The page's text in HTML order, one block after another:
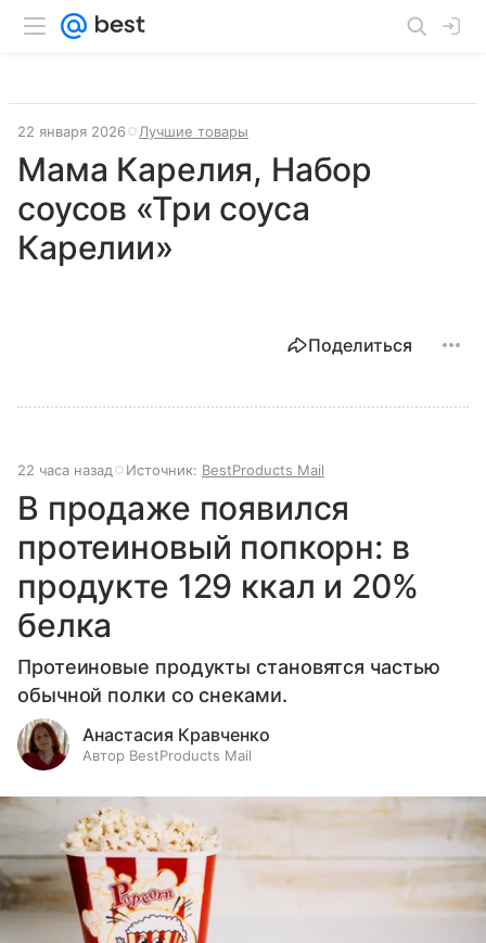
22 января 2026 Лучшие товары
Мама Карелия, Набор
соусов «Три соуса
Карелии»
Поделиться
22 часа назад Источник: BestProducts Mail
В продаже появился
протеиновый попкорн: в
продукте 129 ккал и 20%
белка
Протеиновые продукты становятся частью
обычной полки со снеками.
Анастасия Кравченко
Автор BestProducts Mail